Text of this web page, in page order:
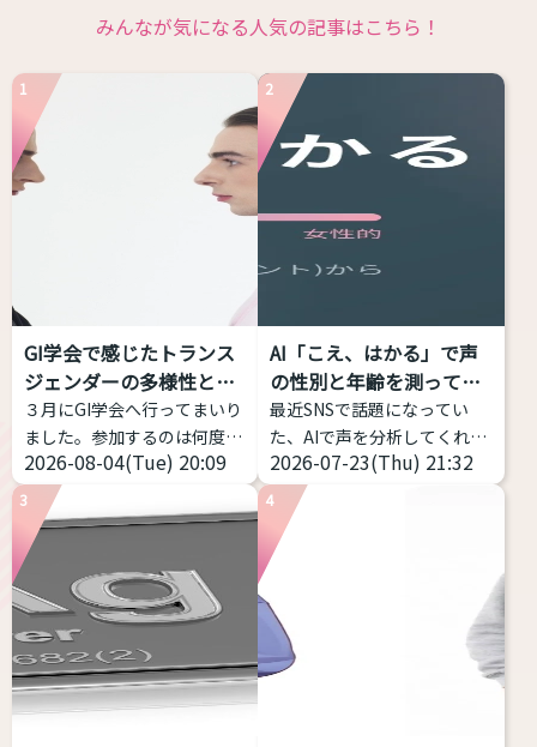
みんなが気になる人気の記事はこちら！
1
GI学会で感じたトランス
ジェンダーの多様性と包
括性
３月にGI学会へ行ってまいり
ました。参加するのは何度目
かなのですが、トランスジェ
ンダー女性当事者から見ても
当事者の幅の広さを感じて、
記事にしようと思い立ちまし
括的な意味をもつ表現 トラン
スジェンダーとは、何らかの
形で性別移行をする者すべて
を包摂する用語であり、その
中での多様性は多岐にわたり
2026-08-04(Tue) 20:09
2
AI「こえ、はかる」で声
の性別と年齢を測ってみ
た...
最近SNSで話題になってい
た、AIで声を分析してくれる
サイトを試してみました！ 声
の高さだけじゃなく、「響
き」や「共鳴」なども分析し
てくれるアプリです。 こちら
impression-
checker.vercel.app/ 物語の
朗読音声を録音し、その声の
印象が「男性的」か、「女性
2026-07-23(Thu) 21:32
3 4